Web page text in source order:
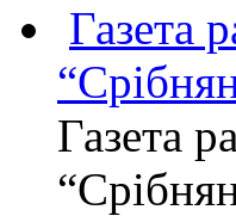
Газета
Газета